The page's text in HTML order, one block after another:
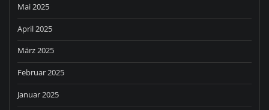
Mai 2025
April 2025
März 2025
Februar 2025
Januar 2025